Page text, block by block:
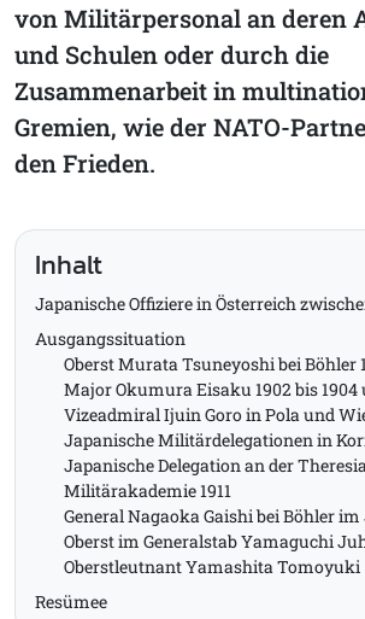
von Militärpersonal an deren
und Schulen oder durch die
Zusammenarbeit in
Gremien, wie der NATO-
den Frieden.
Inhalt
Japanische Offiziere in Österreich
Ausgangssituation
Oberst Murata Tsuneyoshi bei Böhler
Major Okumura Eisaku 1902 bis 1904
Vizeadmiral Ijuin Goro in Pola und
Japanische Militärdelegationen in
Japanische Delegation an der
Militärakademie 1911
General Nagaoka Gaishi bei Böhler im
Oberst im Generalstab Yamaguchi
Oberstleutnant Yamashita Tomoyuki
Resümee